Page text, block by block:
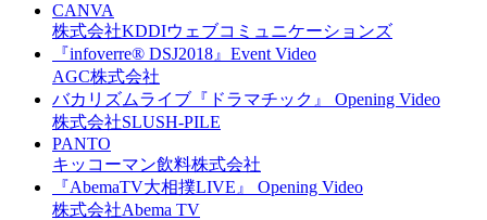
CANVA
株式会社KDDIウェブコミュニケーションズ
『infoverre® DSJ2018』Event Video
AGC株式会社
バカリズムライブ『ドラマチック』 Opening Video
株式会社SLUSH-PILE
PANTO
キッコーマン飲料株式会社
『AbemaTV大相撲LIVE』 Opening Video
株式会社Abema TV